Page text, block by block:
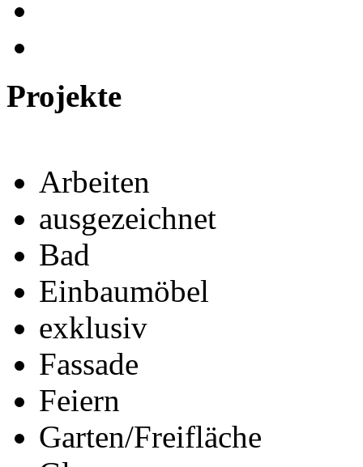
Projekte
Arbeiten
ausgezeichnet
Bad
Einbaumöbel
exklusiv
Fassade
Feiern
Garten/Freifläche